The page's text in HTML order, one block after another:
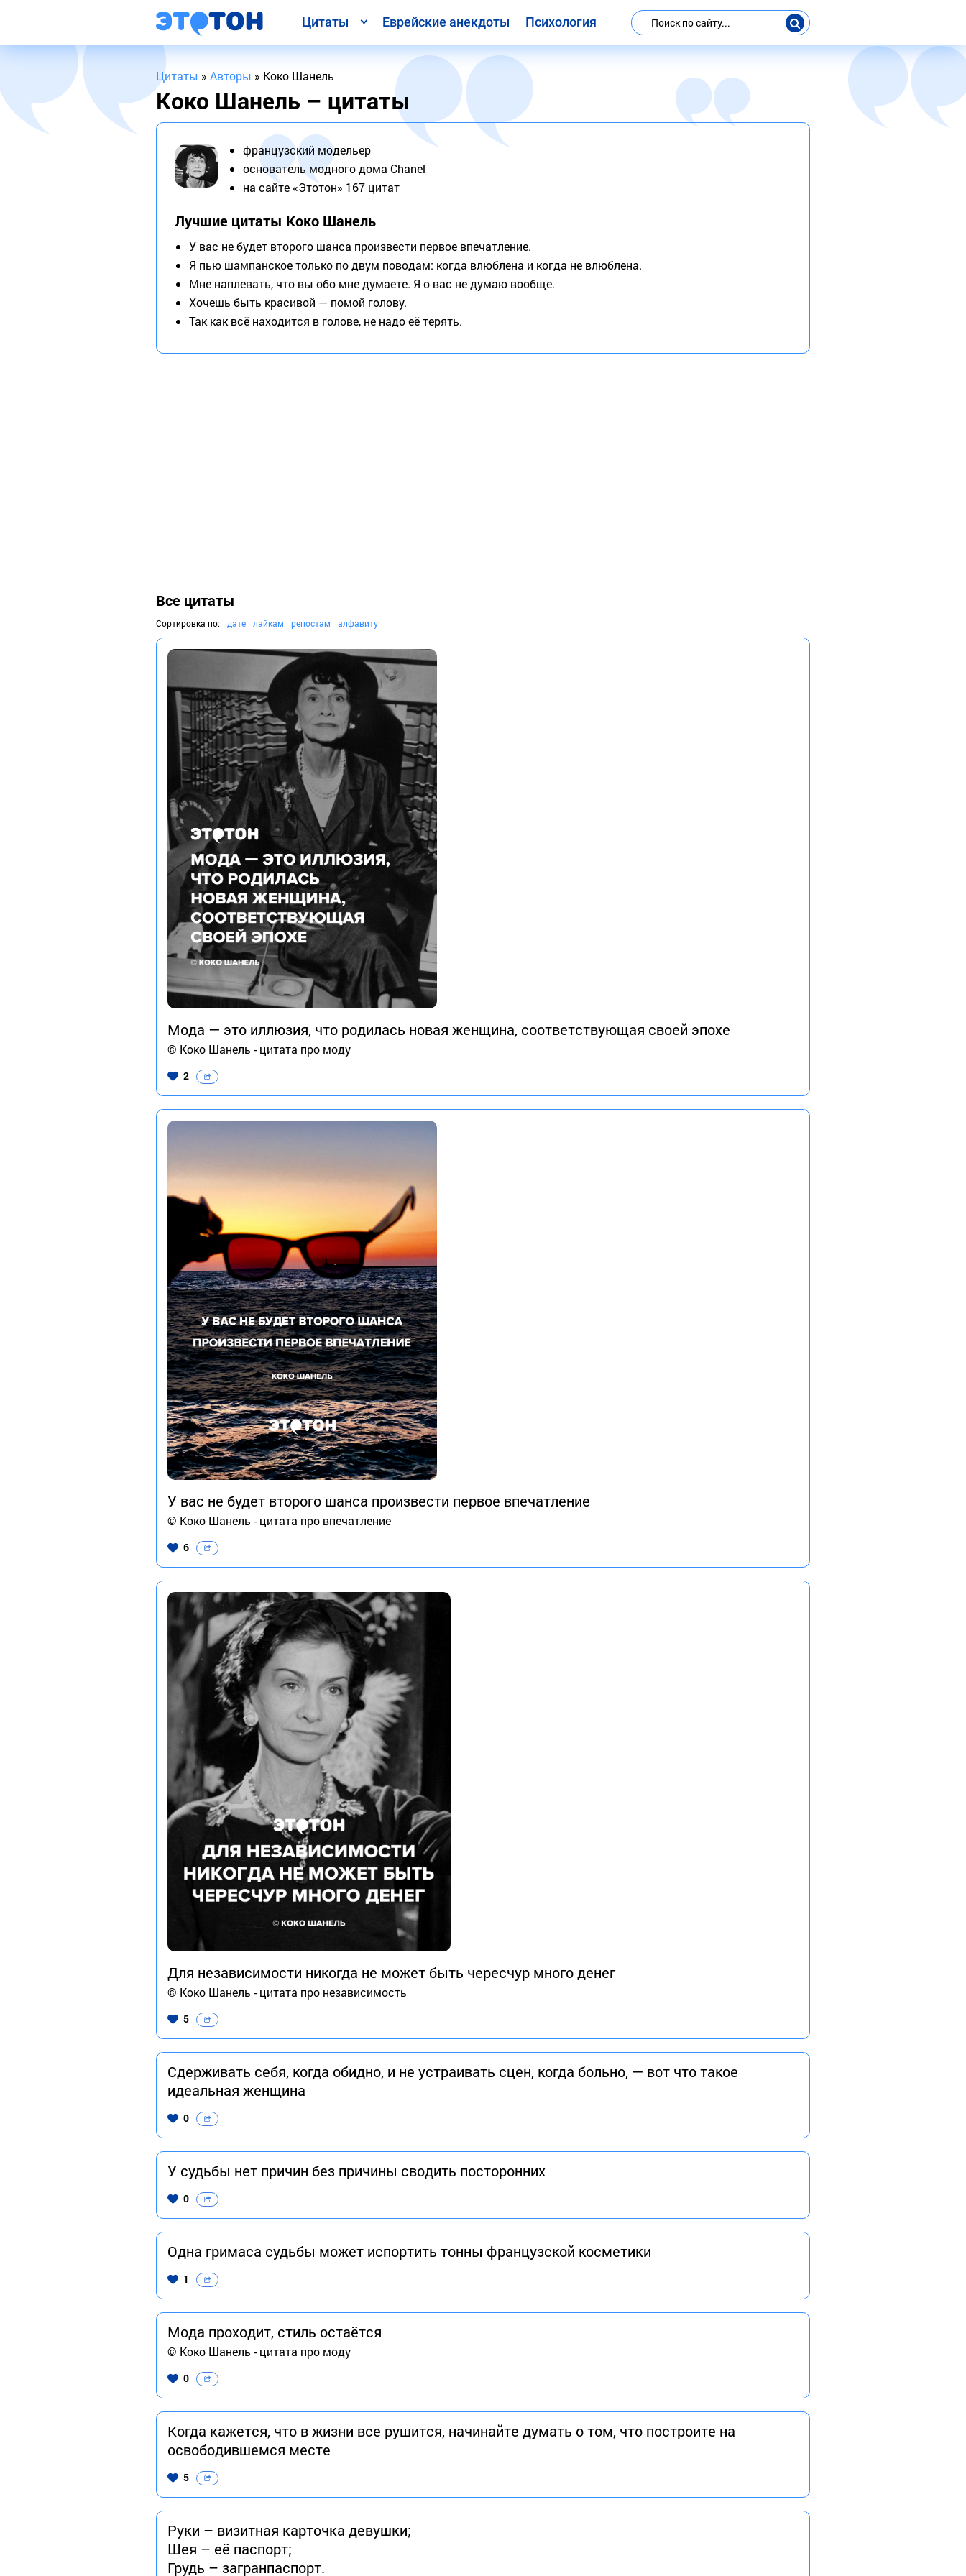
Цитаты Еврейские анекдоты Психология
Цитаты » Авторы » Коко Шанель
Коко Шанель – цитаты
французский модельер
основатель модного дома Chanel
на сайте «Этотон» 167 цитат
Лучшие цитаты Коко Шанель
У вас не будет второго шанса произвести первое впечатление.
Я пью шампанское только по двум поводам: когда влюблена и когда не влюблена.
Мне наплевать, что вы обо мне думаете. Я о вас не думаю вообще.
Хочешь быть красивой — помой голову.
Так как всё находится в голове, не надо её терять.
Все цитаты
Сортировка по: дате лайкам репостам алфавиту
Мода — это иллюзия, что родилась новая женщина, соответствующая своей эпохе
© Коко Шанель - цитата про моду
2
У вас не будет второго шанса произвести первое впечатление
© Коко Шанель - цитата про впечатление
6
Для независимости никогда не может быть чересчур много денег
© Коко Шанель - цитата про независимость
5
Сдерживать себя, когда обидно, и не устраивать сцен, когда больно, — вот что такое
идеальная женщина
0
У судьбы нет причин без причины сводить посторонних
0
Одна гримаса судьбы может испортить тонны французской косметики
1
Мода проходит, стиль остаётся
© Коко Шанель - цитата про моду
0
Когда кажется, что в жизни все рушится, начинайте думать о том, что построите на
освободившемся месте
5
Руки – визитная карточка девушки;
Шея – её паспорт;
Грудь – загранпаспорт.